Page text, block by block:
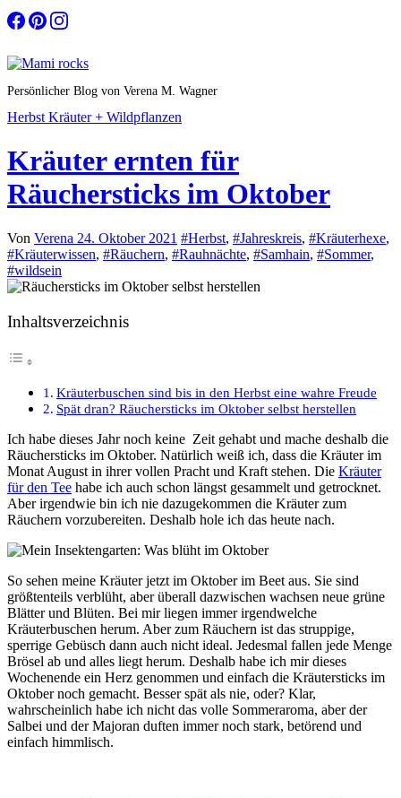
Zum
Inhalt
Persönlicher Blog von Verena M. Wagner
Herbst Kräuter + Wildpflanzen
Kräuter ernten für
Räuchersticks im Oktober
Von Verena 24. Oktober 2021 #Herbst, #Jahreskreis, #Kräuterhexe,
#Kräuterwissen, #Räuchern, #Rauhnächte, #Samhain, #Sommer,
#wildsein
Inhaltsverzeichnis
Kräuterbuschen sind bis in den Herbst eine wahre Freude
Spät dran? Räuchersticks im Oktober selbst herstellen
Ich habe dieses Jahr noch keine Zeit gehabt und mache deshalb die
Räuchersticks im Oktober. Natürlich weiß ich, dass die Kräuter im
Monat August in ihrer vollen Pracht und Kraft stehen. Die Kräuter
für den Tee habe ich auch schon längst gesammelt und getrocknet.
Aber irgendwie bin ich nie dazugekommen die Kräuter zum
Räuchern vorzubereiten. Deshalb hole ich das heute nach.
So sehen meine Kräuter jetzt im Oktober im Beet aus. Sie sind
größtenteils verblüht, aber überall dazwischen wachsen neue grüne
Blätter und Blüten. Bei mir liegen immer irgendwelche
Kräuterbuschen herum. Aber zum Räuchern ist das struppige,
sperrige Gebüsch dann auch nicht ideal. Jedesmal fallen jede Menge
Brösel ab und alles liegt herum. Deshalb habe ich mir dieses
Wochenende ein Herz genommen und einfach die Kräutersticks im
Oktober noch gemacht. Besser spät als nie, oder? Klar,
wahrscheinlich habe ich nicht das volle Sommeraroma, aber der
Salbei und der Majoran duften immer noch stark, betörend und
einfach himmlisch.